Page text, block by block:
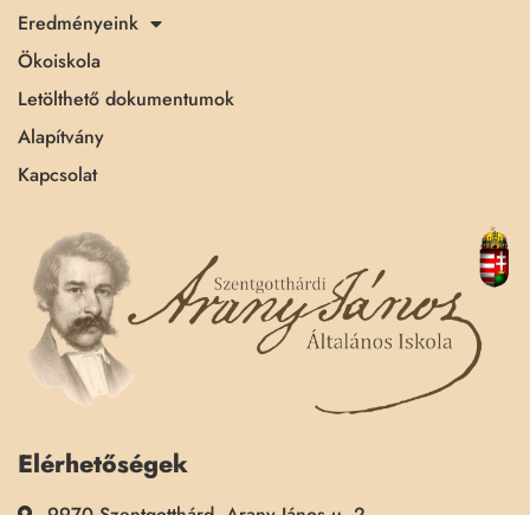
Eredményeink
Ökoiskola
Letölthető dokumentumok
Alapítvány
Kapcsolat
Elérhetőségek